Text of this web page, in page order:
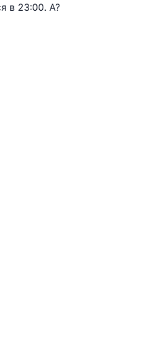
в 23:00. А?